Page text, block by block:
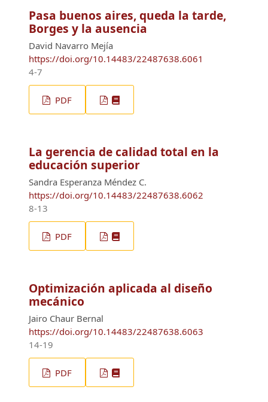
Pasa buenos aires, queda la tarde,
Borges y la ausencia
David Navarro Mejía
https://doi.org/10.14483/22487638.6061
4-7
PDF
La gerencia de calidad total en la
educación superior
Sandra Esperanza Méndez C.
https://doi.org/10.14483/22487638.6062
8-13
PDF
Optimización aplicada al diseño
mecánico
Jairo Chaur Bernal
https://doi.org/10.14483/22487638.6063
14-19
PDF